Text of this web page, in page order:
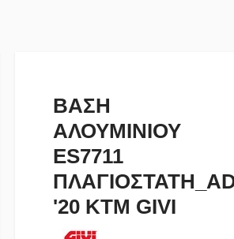
ΒΑΣΗ
ΑΛΟΥΜΙΝΙΟΥ
ES7711
'20 KTM GIVI